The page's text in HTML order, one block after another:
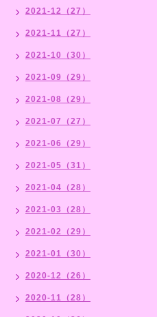
2021-12（27）
2021-11（27）
2021-10（30）
2021-09（29）
2021-08（29）
2021-07（27）
2021-06（29）
2021-05（31）
2021-04（28）
2021-03（28）
2021-02（29）
2021-01（30）
2020-12（26）
2020-11（28）